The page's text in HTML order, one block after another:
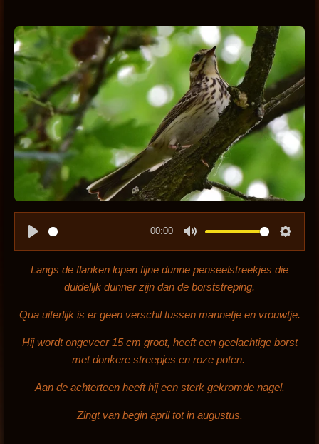
P
00:00
M
u
t
S
e
i
Langs de flanken lopen fijne dunne penseelstreekjes die
duidelijk dunner zijn dan de borststreping.
Qua uiterlijk is er geen verschil tussen mannetje en vrouwtje.
Hij wordt ongeveer 15 cm groot, heeft een geelachtige borst
met donkere streepjes en roze poten.
Aan de achterteen heeft hij een sterk gekromde nagel.
Zingt van begin april tot in augustus.